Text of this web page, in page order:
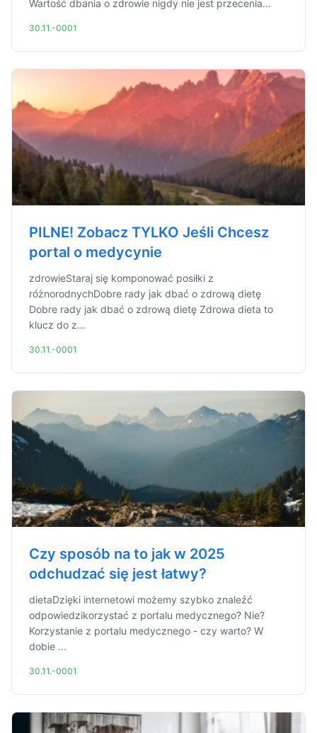
Wartość dbania o zdrowie nigdy nie jest przecenia...
30.11.-0001
PILNE! Zobacz TYLKO Jeśli Chcesz
portal o medycynie
zdrowieStaraj się komponować posiłki z
różnorodnychDobre rady jak dbać o zdrową dietę
Dobre rady jak dbać o zdrową dietę Zdrowa dieta to
klucz do z...
30.11.-0001
Czy sposób na to jak w 2025
odchudzać się jest łatwy?
dietaDzięki internetowi możemy szybko znaleźć
odpowiedzikorzystać z portalu medycznego? Nie?
Korzystanie z portalu medycznego - czy warto? W
dobie ...
30.11.-0001